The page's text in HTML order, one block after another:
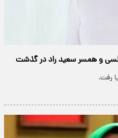
و همسر سعید راد در گذشت
رفت.